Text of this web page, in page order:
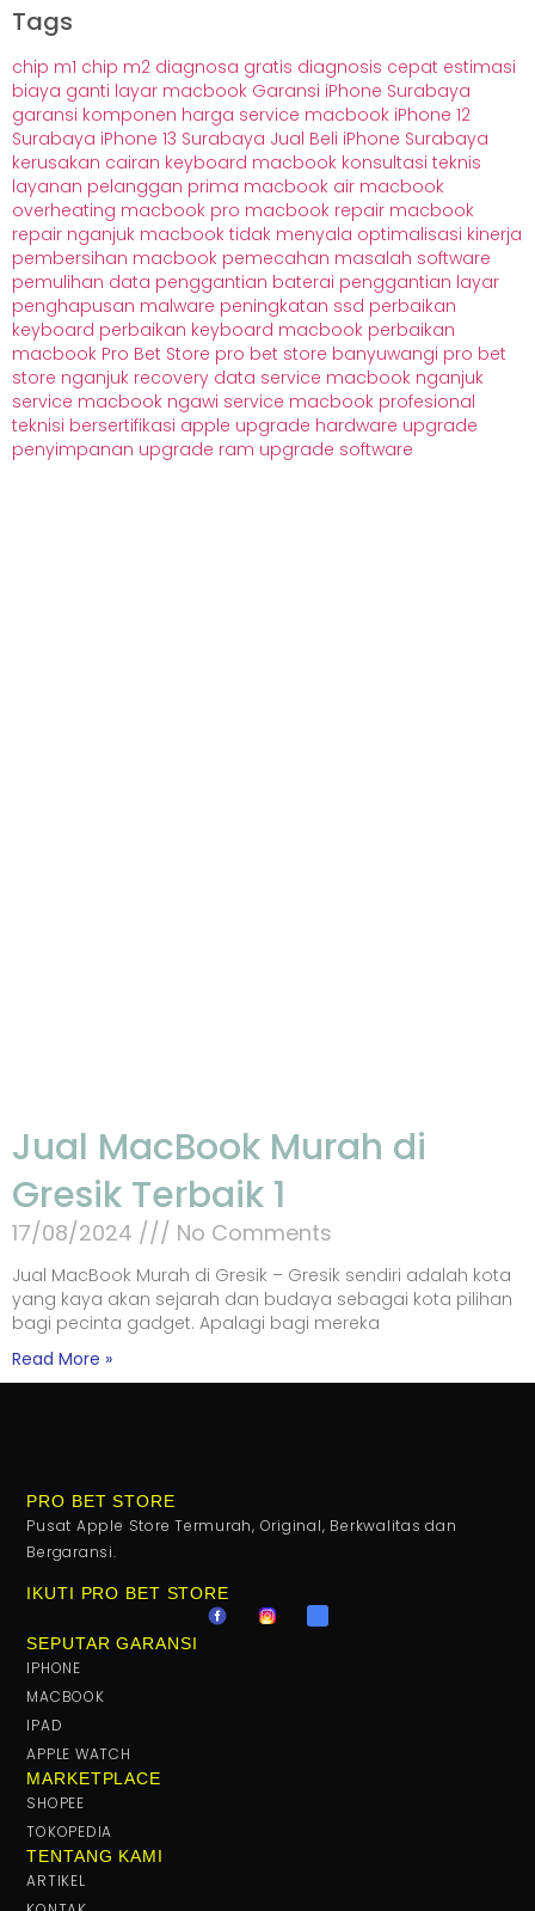
Tags
chip m1 chip m2 diagnosa gratis diagnosis cepat estimasi
biaya ganti layar macbook Garansi iPhone Surabaya
garansi komponen harga service macbook iPhone 12
Surabaya iPhone 13 Surabaya Jual Beli iPhone Surabaya
kerusakan cairan keyboard macbook konsultasi teknis
layanan pelanggan prima macbook air macbook
overheating macbook pro macbook repair macbook
repair nganjuk macbook tidak menyala optimalisasi kinerja
pembersihan macbook pemecahan masalah software
pemulihan data penggantian baterai penggantian layar
penghapusan malware peningkatan ssd perbaikan
keyboard perbaikan keyboard macbook perbaikan
macbook Pro Bet Store pro bet store banyuwangi pro bet
store nganjuk recovery data service macbook nganjuk
service macbook ngawi service macbook profesional
teknisi bersertifikasi apple upgrade hardware upgrade
penyimpanan upgrade ram upgrade software
Jual MacBook Murah di
Gresik Terbaik 1
17/08/2024 No Comments
Jual MacBook Murah di Gresik – Gresik sendiri adalah kota
yang kaya akan sejarah dan budaya sebagai kota pilihan
bagi pecinta gadget. Apalagi bagi mereka
Read More »
PRO BET STORE
Pusat Apple Store Termurah, Original, Berkwalitas dan
Bergaransi.
IKUTI PRO BET STORE
SEPUTAR GARANSI
IPHONE
MACBOOK
IPAD
APPLE WATCH
MARKETPLACE
SHOPEE
TOKOPEDIA
TENTANG KAMI
ARTIKEL